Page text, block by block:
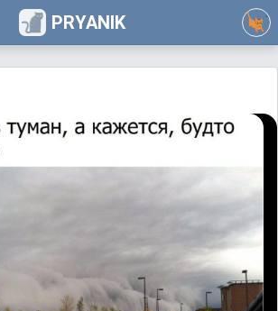
PRYANIK